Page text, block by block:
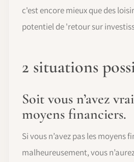
c'est encore mieux que des
potentiel de 'retour sur
2 situations
Soit vous n’avez
moyens financiers.
Si vous n’avez pas les moyens
malheureusement, vous